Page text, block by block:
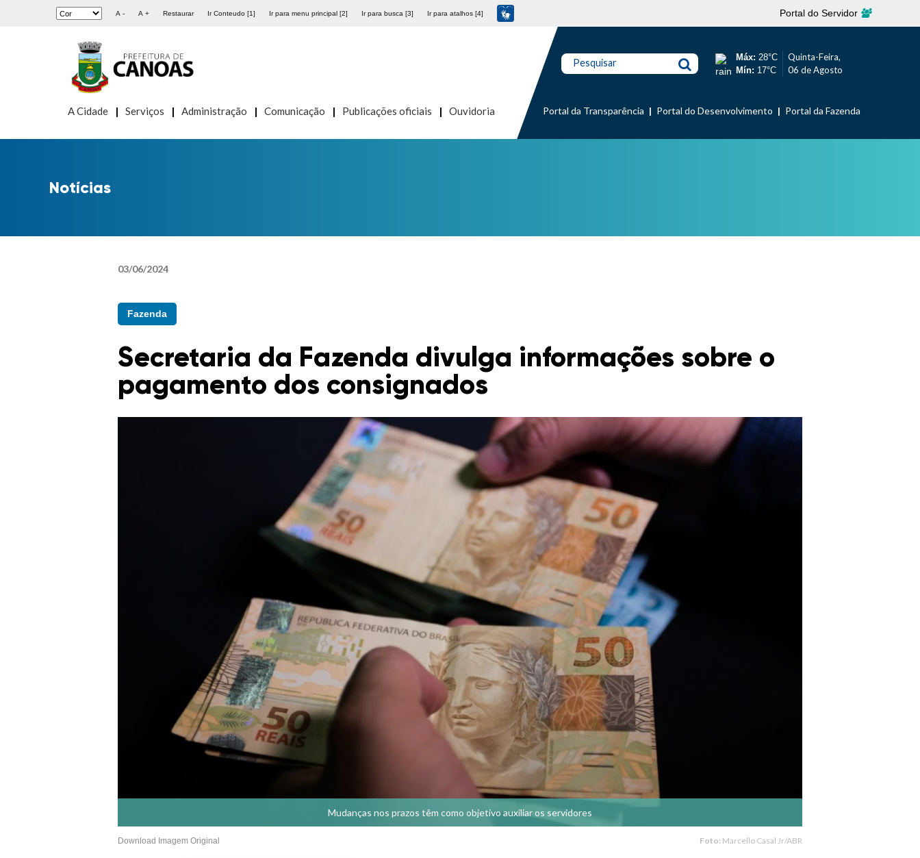
A - A + Restaurar Ir Conteudo [1] Ir para menu principal [2] Ir para busca [3] Ir para atalhos [4] Portal do Servidor
A Cidade Serviços Administração Comunicação Publicações oficiais Ouvidoria
Pesquisar Máx: 28°C
Mín: 17°C
Quinta-Feira,
06 de Agosto
Portal da Transparência Portal do Desenvolvimento Portal da Fazenda
Notícias
03/06/2024
Fazenda
Secretaria da Fazenda divulga informações sobre o
pagamento dos consignados
Mudanças nos prazos têm como objetivo auxiliar os servidores
Download Imagem Original Foto: Marcello Casal Jr/ABR